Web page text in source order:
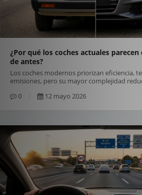
¿Por qué los coches actuales
de antes?
Los coches modernos priorizan eficiencia,
emisiones, pero su mayor complejidad
0
12 mayo 2026